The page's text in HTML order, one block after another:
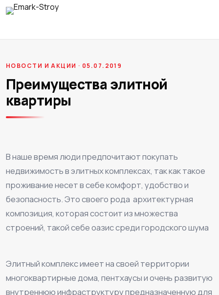
НОВОСТИ И АКЦИИ · 05.07.2019
Преимущества элитной
квартиры
В наше время люди предпочитают покупать
недвижимость в элитных комплексах, так как такое
проживание несет в себе комфорт, удобство и
безопасность. Это своего рода архитектурная
композиция, которая состоит из множества
строений, такой себе оазис среди городского шума
Элитный комплекс имеет на своей территории
многоквартирные дома, пентхаусы и очень развитую
внутреннюю инфраструктуру предназначенную для